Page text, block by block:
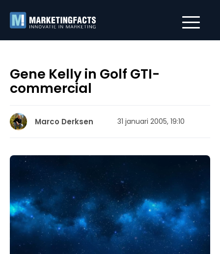
Gene Kelly in Golf GTI-
commercial
Marco Derksen 31 januari 2005, 19:10